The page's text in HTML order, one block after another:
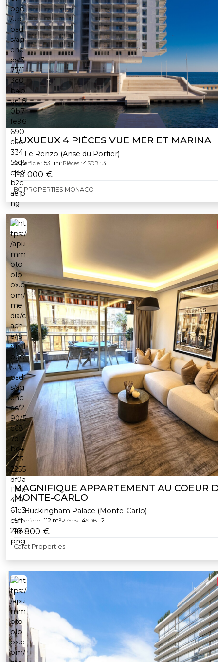
LUXUEUX 4 PIÈCES VUE MER ET MARINA
Le Renzo (Anse du Portier)
Superficie : 531 m²Pièces : 4SDB : 3
110 000 €
BC PROPERTIES MONACO
MAGNIFIQUE APPARTEMENT AU COEUR
MONTE-CARLO
Buckingham Palace (Monte-Carlo)
Superficie : 112 m²Pièces : 4SDB : 2
18 800 €
Carat Properties